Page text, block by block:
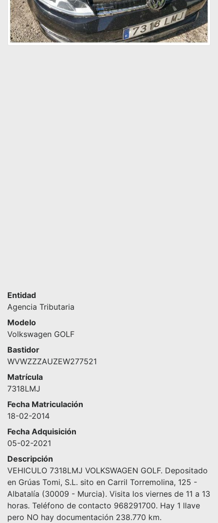
Entidad
Agencia Tributaria
Modelo
Volkswagen GOLF
Bastidor
WVWZZZAUZEW277521
Matrícula
7318LMJ
Fecha Matriculación
18-02-2014
Fecha Adquisición
05-02-2021
Descripción
VEHICULO 7318LMJ VOLKSWAGEN GOLF. Depositado
en Grúas Tomi, S.L. sito en Carril Torremolina, 125 -
Albatalía (30009 - Murcia). Visita los viernes de 11 a 13
horas. Teléfono de contacto 968291700. Hay 1 llave
pero NO hay documentación 238.770 km.